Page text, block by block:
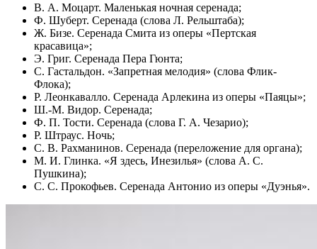
В. А. Моцарт. Маленькая ночная серенада;
Ф. Шуберт. Серенада (слова Л. Рельштаба);
Ж. Бизе. Серенада Смита из оперы «Пертская
красавица»;
Э. Григ. Серенада Пера Гюнта;
С. Гастальдон. «Запретная мелодия» (слова Флик-
Флока);
Р. Леонкавалло. Серенада Арлекина из оперы «Паяцы»;
Ш.-М. Видор. Серенада;
Ф. П. Тости. Серенада (слова Г. А. Чезарио);
Р. Штраус. Ночь;
С. В. Рахманинов. Серенада (переложение для органа);
М. И. Глинка. «Я здесь, Инезилья» (слова А. С.
Пушкина);
С. С. Прокофьев. Серенада Антонио из оперы «Дуэнья».